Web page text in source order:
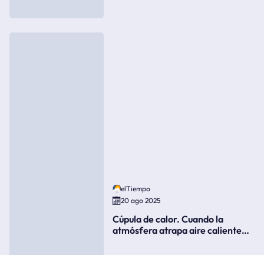
elTiempo
20 ago 2025
Cúpula de calor. Cuando la
atmósfera atrapa aire caliente